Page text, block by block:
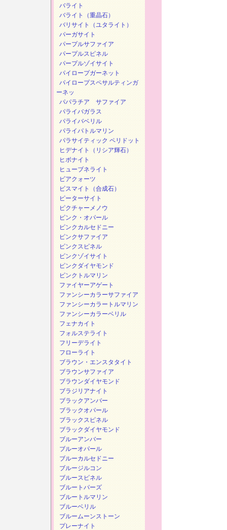
バライト
バライト（重晶石）
バリサイト（ユタライト）
パーガサイト
パープルサファイア
パープルスピネル
パープルゾイサイト
パイロープガーネット
パイロープスペサルティンガ
ーネッ
パパラチア サファイア
パライバガラス
パライバベリル
パライパトルマリン
パラサイティック ペリドット
ヒデナイト（リシア輝石）
ヒボナイト
ヒューブネライト
ビアクォーツ
ビスマイト（合成石）
ピーターサイト
ピクチャーメノウ
ピンク・オパール
ピンクカルセドニー
ピンクサファイア
ピンクスピネル
ピンクゾイサイト
ピンクダイヤモンド
ピンクトルマリン
ファイヤーアゲート
ファンシーカラーサファイア
ファンシーカラートルマリン
ファンシーカラーベリル
フェナカイト
フォルステライト
フリーデライト
フローライト
ブラウン・エンスタタイト
ブラウンサファイア
ブラウンダイヤモンド
ブラジリアナイト
ブラックアンバー
ブラックオパール
ブラックスピネル
ブラックダイヤモンド
ブルーアンバー
ブルーオパール
ブルーカルセドニー
ブルージルコン
ブルースピネル
ブルートパーズ
ブルートルマリン
ブルーベリル
ブルームーンストーン
プレーナイト